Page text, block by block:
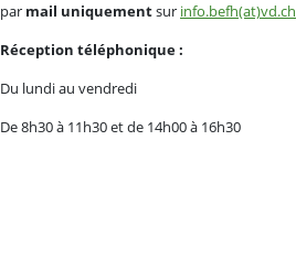
par mail uniquementsur info.befh(at)vd.ch
Réception téléphonique :
Du lundi au vendredi
De 8h30 à 11h30 et de 14h00 à 16h30